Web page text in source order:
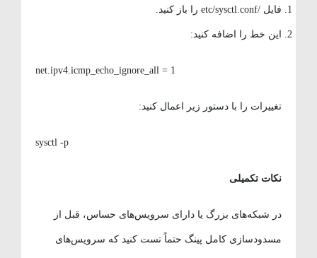
فایل /etc/sysctl.conf را باز کنید.
این خط را اضافه کنید:
net.ipv4.icmp_echo_ignore_all = 1
تغییرات را با دستور زیر اعمال کنید:
sysctl -p
نکات تکمیلی
در شبکه‌های بزرگ یا دارای سرویس‌های حساس، قبل از
مسدودسازی کامل پینگ حتماً تست کنید که سرویس‌های